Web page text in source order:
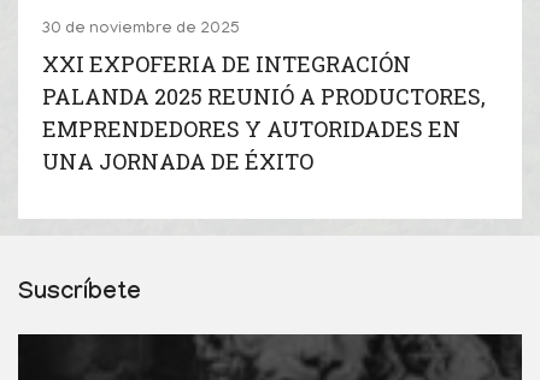
30 de noviembre de 2025
XXI EXPOFERIA DE INTEGRACIÓN
PALANDA 2025 REUNIÓ A PRODUCTORES,
EMPRENDEDORES Y AUTORIDADES EN
UNA JORNADA DE ÉXITO
Suscríbete